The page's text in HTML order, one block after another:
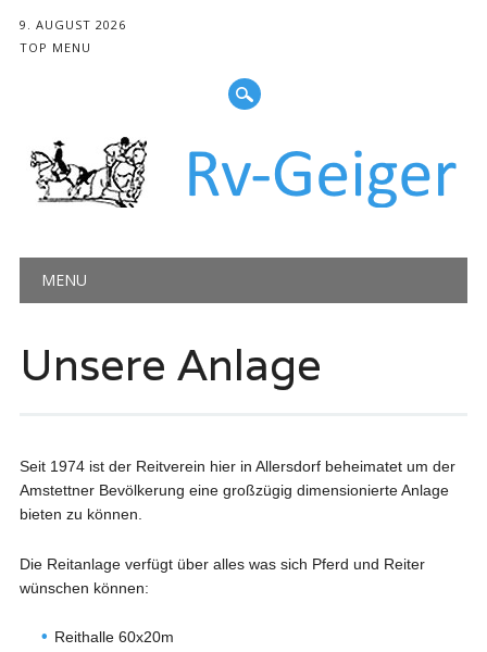
9. AUGUST 2026
TOP MENU
Hauptmenü
MENU
Unsere Anlage
Seit 1974 ist der Reitverein hier in Allersdorf beheimatet um der
Amstettner Bevölkerung eine großzügig dimensionierte Anlage
bieten zu können.
Die Reitanlage verfügt über alles was sich Pferd und Reiter
wünschen können:
Reithalle 60x20m